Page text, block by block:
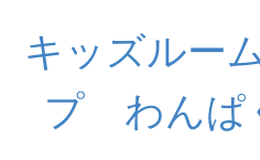
キッズルー
プ わんぱ